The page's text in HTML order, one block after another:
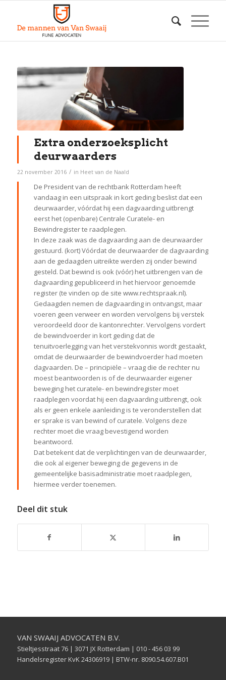
Extra onderzoeksplicht
deurwaarders
22 november 2016 / in Heet van de Naald
De President van de rechtbank Rotterdam heeft
vandaag in een uitspraak in kort geding beslist dat een
deurwaarder, vóórdat hij een dagvaarding uitbrengt
eerst het (openbare) Centrale Curatele- en
Bewindregister te raadplegen.
In deze zaak was de dagvaarding aan de deurwaarder
gestuurd. (kort) Vóórdat de deurwaarder de dagvaarding
aan de gedaagden uitreikte werden zij onder bewind
gesteld. Dat bewind is ook (vóór) het uitbrengen van de
dagvaarding gepubliceerd in het hiervoor genoemde
register (te vinden op de site www.rechtspraak.nl).
Gedaagden nemen de dagvaarding in ontvangst, maar
voeren geen verweer en worden vervolgens bij verstek
veroordeeld door de kantonrechter. Vervolgens vordert
de bewindvoerder in kort geding dat de
tenuitvoerlegging van het verstekvonnis wordt gestaakt,
omdat de deurwaarder de bewindvoerder had moeten
dagvaarden. De – principiële – vraag die de rechter nu
moest beantwoorden is of de deurwaarder eigener
beweging het curatele- en bewindregister moet
raadplegen voordat hij een dagvaarding uitbrengt, ook
als er geen enkele aanleiding is te veronderstellen dat
er sprake is van bewind of curatele. Volgens deze
rechter moet die vraag bevestigend worden
beantwoord.
Dat betekent dat de verplichtingen van de deurwaarder,
die ook al eigener beweging de gegevens in de
gemeentelijke basisadministratie moet raadplegen,
hiermee verder toenemen.
Deel dit stuk
VAN SWAAIJ ADVOCATEN B.V.
Stieltjesstraat 76 | 3071 JX Rotterdam | 010 - 456 03 99
Handelsregister KvK 24306919 | BTW-nr. 8090.54.607.B01